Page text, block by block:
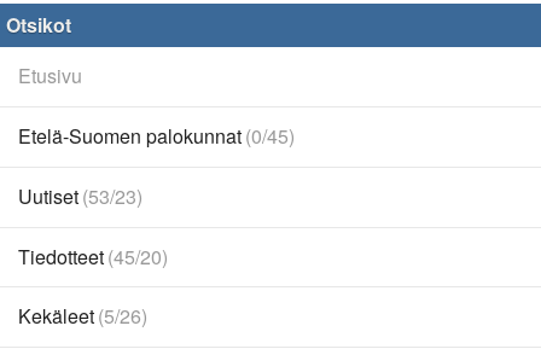
Otsikot
Etusivu
Etelä-Suomen palokunnat(0/45)
Uutiset(53/23)
Tiedotteet(45/20)
Kekäleet(5/26)